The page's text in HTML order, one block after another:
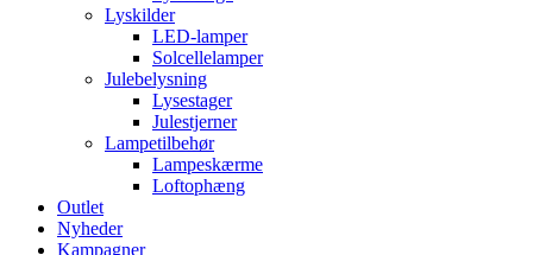
Lyskilder
LED-lamper
Solcellelamper
Julebelysning
Lysestager
Julestjerner
Lampetilbehør
Lampeskærme
Loftophæng
Outlet
Nyheder
Kampagner